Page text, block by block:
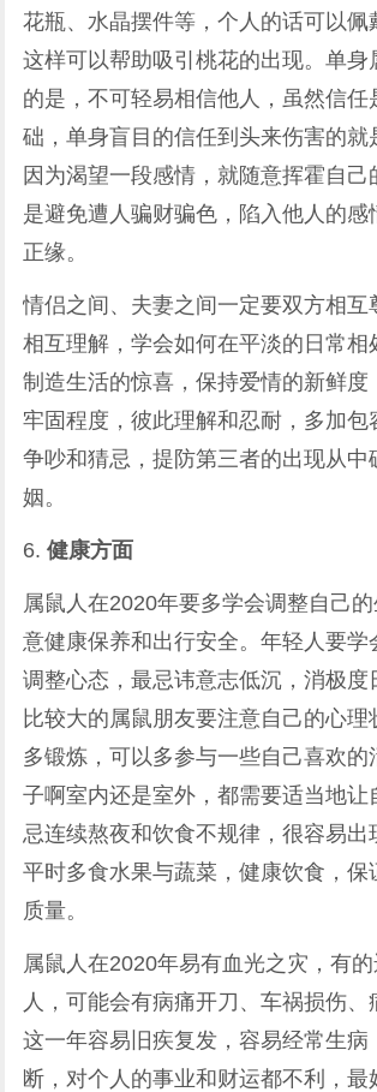
花瓶、水晶摆件等，个人的话可以佩
这样可以帮助吸引桃花的出现。单身
的是，不可轻易相信他人，虽然信任
础，单身盲目的信任到头来伤害的就
因为渴望一段感情，就随意挥霍自己
是避免遭人骗财骗色，陷入他人的感
正缘。
情侣之间、夫妻之间一定要双方相互
相互理解，学会如何在平淡的日常相
制造生活的惊喜，保持爱情的新鲜度
牢固程度，彼此理解和忍耐，多加包
争吵和猜忌，提防第三者的出现从中
姻。
6.健康方面
属鼠人在2020年要多学会调整自己
意健康保养和出行安全。年轻人要学
调整心态，最忌讳意志低沉，消极度
比较大的属鼠朋友要注意自己的心理
多锻炼，可以多参与一些自己喜欢的
子啊室内还是室外，都需要适当地让
忌连续熬夜和饮食不规律，很容易出
平时多食水果与蔬菜，健康饮食，保
质量。
属鼠人在2020年易有血光之灾，有
人，可能会有病痛开刀、车祸损伤、
这一年容易旧疾复发，容易经常生病
断，对个人的事业和财运都不利，最